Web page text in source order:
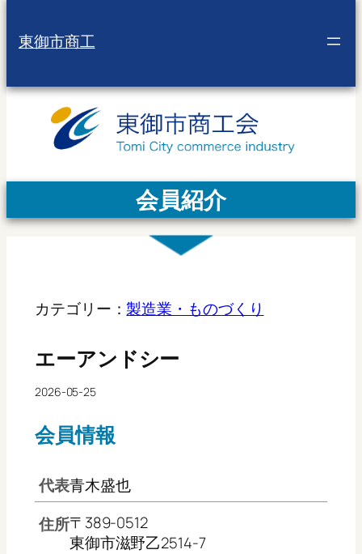
東御市商工
会員紹介
カテゴリー：製造業・ものづくり
エーアンドシー
2026-05-25
会員情報
代表青木盛也
住所〒389-0512
東御市滋野乙2514-7